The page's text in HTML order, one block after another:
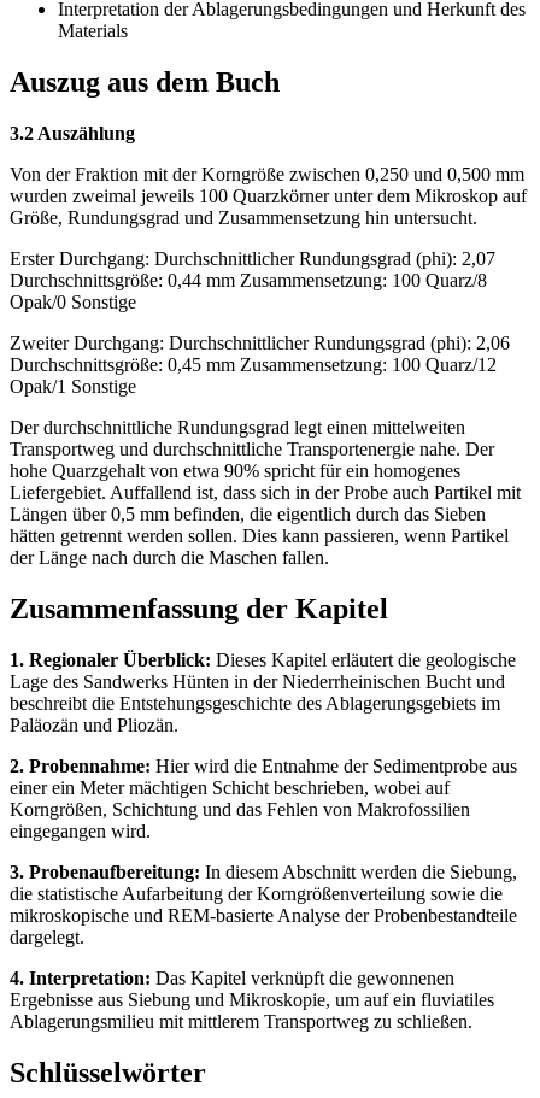
Interpretation der Ablagerungsbedingungen und Herkunft des
Materials
Auszug aus dem Buch
3.2 Auszählung
Von der Fraktion mit der Korngröße zwischen 0,250 und 0,500 mm
wurden zweimal jeweils 100 Quarzkörner unter dem Mikroskop auf
Größe, Rundungsgrad und Zusammensetzung hin untersucht.
Erster Durchgang: Durchschnittlicher Rundungsgrad (phi): 2,07
Durchschnittsgröße: 0,44 mm Zusammensetzung: 100 Quarz/8
Opak/0 Sonstige
Zweiter Durchgang: Durchschnittlicher Rundungsgrad (phi): 2,06
Durchschnittsgröße: 0,45 mm Zusammensetzung: 100 Quarz/12
Opak/1 Sonstige
Der durchschnittliche Rundungsgrad legt einen mittelweiten
Transportweg und durchschnittliche Transportenergie nahe. Der
hohe Quarzgehalt von etwa 90% spricht für ein homogenes
Liefergebiet. Auffallend ist, dass sich in der Probe auch Partikel mit
Längen über 0,5 mm befinden, die eigentlich durch das Sieben
hätten getrennt werden sollen. Dies kann passieren, wenn Partikel
der Länge nach durch die Maschen fallen.
Zusammenfassung der Kapitel
1. Regionaler Überblick: Dieses Kapitel erläutert die geologische
Lage des Sandwerks Hünten in der Niederrheinischen Bucht und
beschreibt die Entstehungsgeschichte des Ablagerungsgebiets im
Paläozän und Pliozän.
2. Probennahme: Hier wird die Entnahme der Sedimentprobe aus
einer ein Meter mächtigen Schicht beschrieben, wobei auf
Korngrößen, Schichtung und das Fehlen von Makrofossilien
eingegangen wird.
3. Probenaufbereitung: In diesem Abschnitt werden die Siebung,
die statistische Aufarbeitung der Korngrößenverteilung sowie die
mikroskopische und REM-basierte Analyse der Probenbestandteile
dargelegt.
4. Interpretation: Das Kapitel verknüpft die gewonnenen
Ergebnisse aus Siebung und Mikroskopie, um auf ein fluviatiles
Ablagerungsmilieu mit mittlerem Transportweg zu schließen.
Schlüsselwörter